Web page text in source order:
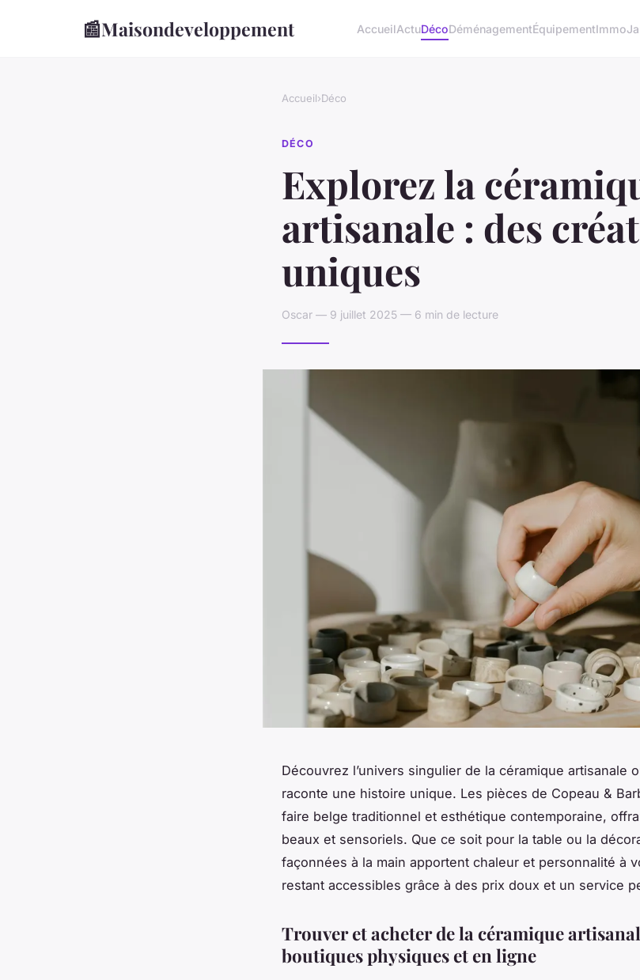
📰Maisondeveloppement AccueilActuDécoDéménagementÉquipementImmo
Accueil›Déco
DÉCO
Explorez la
artisanale : des
uniques
Oscar — 9 juillet 2025 — 6 min de lecture
Découvrez l’univers singulier de la céramique artisanale
raconte une histoire unique. Les pièces de Copeau &
faire belge traditionnel et esthétique contemporaine,
beaux et sensoriels. Que ce soit pour la table ou la
façonnées à la main apportent chaleur et personnalité à
restant accessibles grâce à des prix doux et un service
Trouver et acheter de la céramique
boutiques physiques et en ligne